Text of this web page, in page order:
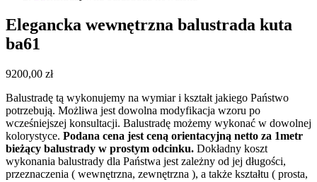
Elegancka wewnętrzna balustrada kuta
ba61
9200,00 zł
Balustradę tą wykonujemy na wymiar i kształt jakiego Państwo
potrzebują. Możliwa jest dowolna modyfikacja wzoru po
wcześniejszej konsultacji. Balustradę możemy wykonać w dowolnej
kolorystyce. Podana cena jest ceną orientacyjną netto za 1metr
bieżący balustrady w prostym odcinku. Dokładny koszt
wykonania balustrady dla Państwa jest zależny od jej długości,
przeznaczenia ( wewnętrzna, zewnętrzna ), a także kształtu ( prosta,